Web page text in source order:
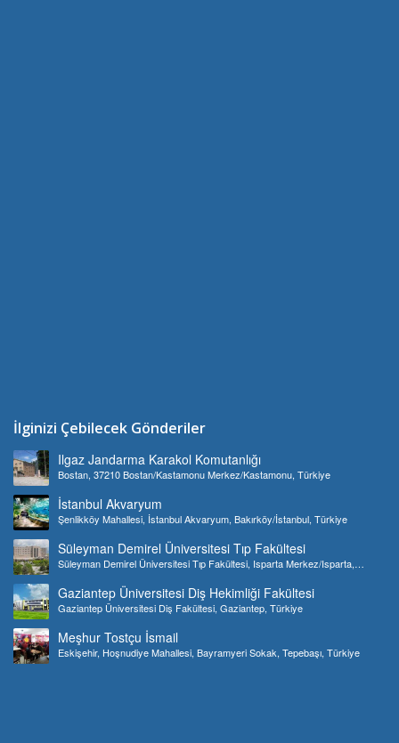
İlginizi Çebilecek Gönderiler
Ilgaz Jandarma Karakol Komutanlığı
Bostan, 37210 Bostan/Kastamonu Merkez/Kastamonu, Türkiye
İstanbul Akvaryum
Şenlikköy Mahallesi, İstanbul Akvaryum, Bakırköy/İstanbul, Türkiye
Süleyman Demirel Üniversitesi Tıp Fakültesi
Süleyman Demirel Üniversitesi Tıp Fakültesi, Isparta Merkez/Isparta,
Gaziantep Üniversitesi Diş Hekimliği Fakültesi
Gaziantep Üniversitesi Diş Fakültesi, Gaziantep, Türkiye
Meşhur Tostçu İsmail
Eskişehir, Hoşnudiye Mahallesi, Bayramyeri Sokak, Tepebaşı, Türkiye